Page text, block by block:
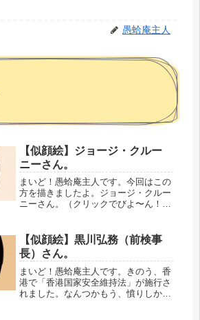
愚蛤庵主人
【似顔絵】ジョージ・クルー
ニーさん。
まいど！愚蛤庵主人です。今回はこの
方を描きましたよ。ジョージ・クルー
ニーさん。（クリックでびよ〜ん！）
す。それもまあ「オーシャンズ」での
彼を見てるから、なんですけどね。実
際のと...
【似顔絵】黒川弘務（前検事
長）さん。
まいど！愚蛤庵主人です。きのう、香
港で「香港国家安全維持法」が施行さ
れました。なんつかもう、憤りしかな